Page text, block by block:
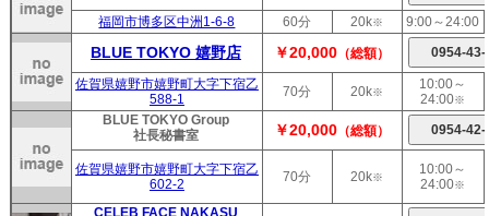
福岡市博多区中洲1-6-8
60分 20k※ 9:00～24:00
BLUE TOKYO 嬉野店 ￥20,000 （総額）
佐賀県嬉野市嬉野町大字下宿乙
588-1
70分 20k※
10:00～
24:00※
BLUE TOKYO Group
社長秘書室
￥20,000 （総額）
佐賀県嬉野市嬉野町大字下宿乙
602-2
70分 20k※
10:00～
24:00※
CELEB FACE NAKASU